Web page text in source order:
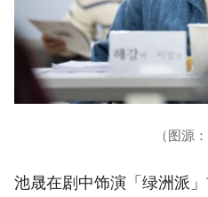
（图源
池晟在剧中饰演「绿洲派